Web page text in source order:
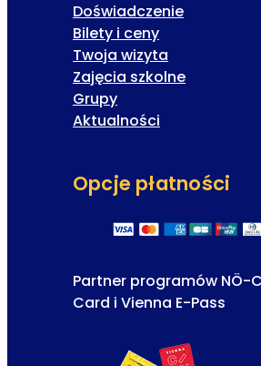
Doświadczenie
Bilety i ceny
Twoja wizyta
Zajęcia szkolne
Grupy
Aktualności
Opcje płatności
Partner programów NÖ-
Card i Vienna E-Pass